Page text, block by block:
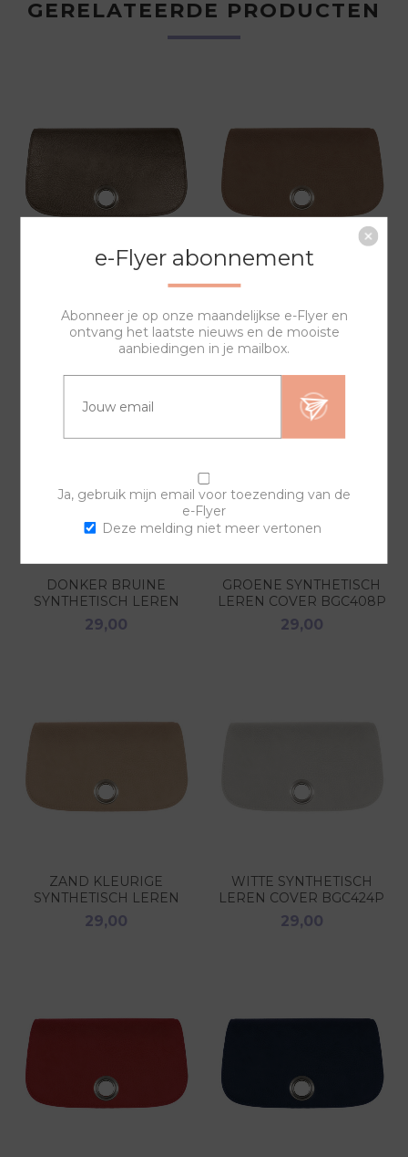
GERELATEERDE PRODUCTEN
COVER BGC400P
29,00
NOUGAT SYNTHETISCH
29,00
DONKER BRUINE
SYNTHETISCH LEREN
COVER BGC402P
29,00
GROENE SYNTHETISCH
LEREN COVER BGC408P
29,00
ZAND KLEURIGE
SYNTHETISCH LEREN
COVER BGC406P
29,00
WITTE SYNTHETISCH
LEREN COVER BGC424P
29,00
e-Flyer abonnement
Abonneer je op onze maandelijkse e-Flyer en
ontvang het laatste nieuws en de mooiste
aanbiedingen in je mailbox.
Ja, gebruik mijn email voor toezending van de
e-Flyer
Deze melding niet meer vertonen